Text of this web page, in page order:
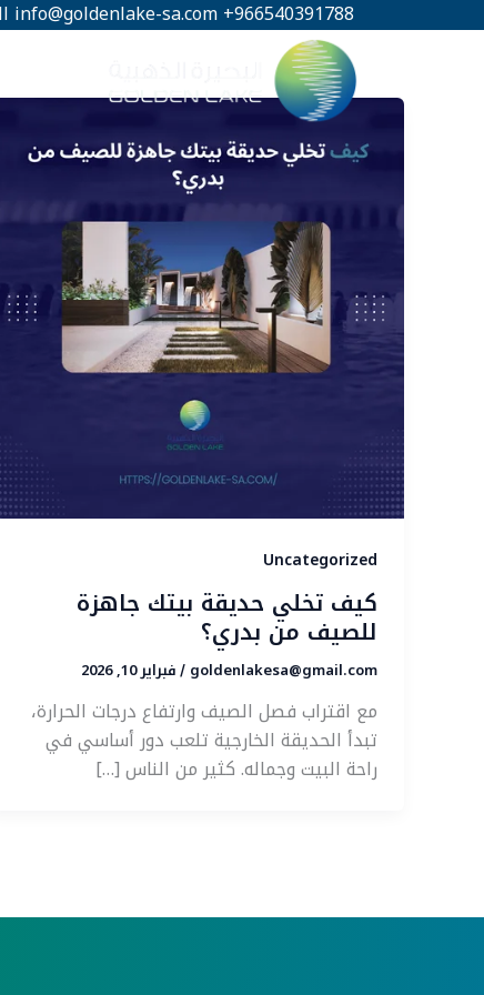
إلى
966540391788+
info@goldenlake-sa.com
Uncategorized
كيف تخلي حديقة بيتك جاهزة
للصيف من بدري؟
goldenlakesa@gmail.com
/ فبراير 10, 2026
مع اقتراب فصل الصيف وارتفاع درجات الحرارة،
تبدأ الحديقة الخارجية تلعب دور أساسي في
راحة البيت وجماله. كثير من الناس […]